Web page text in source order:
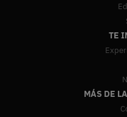
TE
MÁS DE